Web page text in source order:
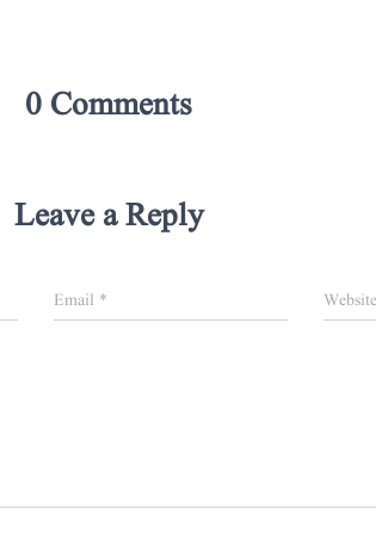
0 Comments
Leave a Reply
Email * Website